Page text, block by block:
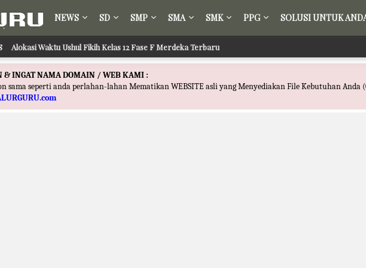
NEWS SD SMP SMA SMK PPG SOLUSI UNTUK
Alokasi Waktu Ushul Fikih Kelas 12 Fase F Merdeka Terbaru
& INGAT NAMA DOMAIN / WEB KAMI :
sama seperti anda perlahan-lahan Mematikan WEBSITE asli yang Menyediakan File Kebutuhan Anda